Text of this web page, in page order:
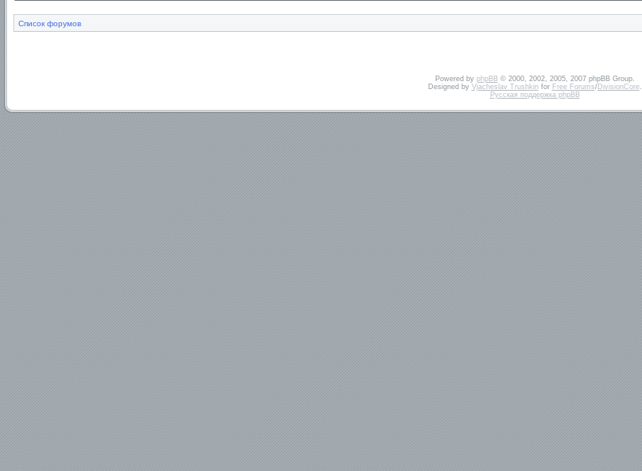
Список форумов
Powered by phpBB© 2000, 2002, 2005, 2007 phpBB Group.
Designed by Vjacheslav Trushkinfor Free Forums/DivisionCore.
Русская поддержка phpBB